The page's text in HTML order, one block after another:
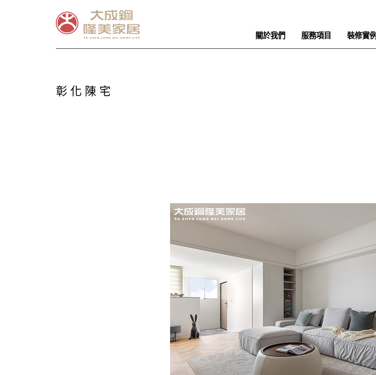
關於我們 服務項目 裝修實例
彰 化 陳 宅